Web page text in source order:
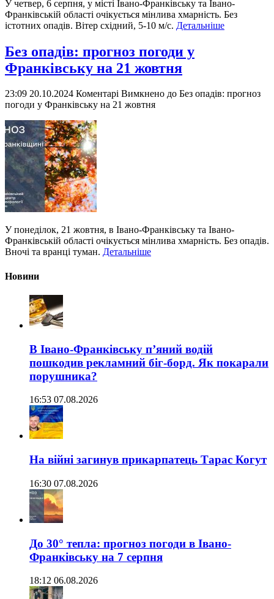
У четвер, 6 серпня, у місті Івано-Франківську та Івано-
Франківській області очікується мінлива хмарність. Без
істотних опадів. Вітер східний, 5-10 м/с. Детальніше
Без опадів: прогноз погоди у
Франківську на 21 жовтня
23:09 20.10.2024 Коментарі Вимкнено до Без опадів: прогноз
погоди у Франківську на 21 жовтня
У понеділок, 21 жовтня, в Івано-Франківську та Івано-
Франківській області очікується мінлива хмарність. Без опадів.
Вночі та вранці туман. Детальніше
Новини
В Івано-Франківську п’яний водій
пошкодив рекламний біг-борд. Як покарали
порушника?
16:53 07.08.2026
На війні загинув прикарпатець Тарас Когут
16:30 07.08.2026
До 30° тепла: прогноз погоди в Івано-
Франківську на 7 серпня
18:12 06.08.2026